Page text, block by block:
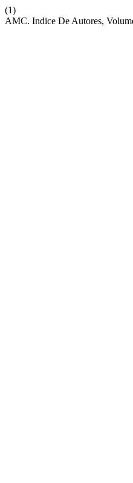
(1)
AMC. Indice De Autores,